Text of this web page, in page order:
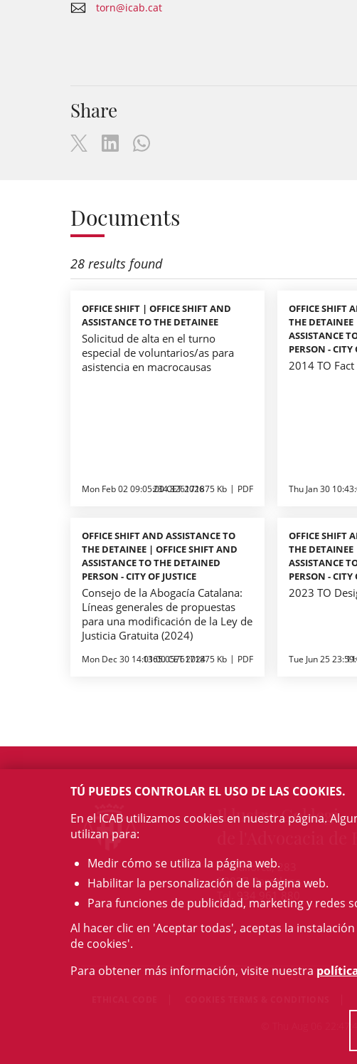
torn@icab.cat
Share
Documents
28 results found
OFFICE SHIFT | OFFICE SHIFT AND
ASSISTANCE TO THE DETAINEE
Solicitud de alta en el turno
especial de voluntarios/as para
asistencia en macrocausas
Mon Feb 02 09:05:00 CET 2026
234.826171875 Kb PDF
OFFICE SHIFT
THE
ASSISTANCE
PERSON - CITY
2014 TO Fact
Thu Jan 30
OFFICE SHIFT AND ASSISTANCE TO
THE DETAINEE | OFFICE SHIFT AND
ASSISTANCE TO THE DETAINED
PERSON - CITY OF JUSTICE
Consejo de la Abogacía Catalana:
Líneas generales de propuestas
para una modificación de la Ley de
Justicia Gratuita (2024)
Mon Dec 30 14:01:00 CET 2024
1365.0576171875 Kb PDF
OFFICE SHIFT
THE
ASSISTANCE
PERSON - CITY
2023 TO
Tue Jun 25
Il·lustre Col·legi
c/ Mallorca, 283
08037 Barcelona
Tel. 934 961 880
© Thu Aug 06
TÚ PUEDES CONTROLAR EL USO DE LAS COOKIES.
En el ICAB utilizamos cookies en nuestra página.
utilizan para:
Medir cómo se utiliza la página web.
Habilitar la personalización de la página web.
Para funciones de publicidad, marketing y redes
Al hacer clic en 'Aceptar todas', aceptas la
de cookies'.
Para obtener más información, visite nuestra